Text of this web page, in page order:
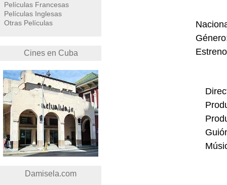
Películas Francesas
Películas Inglesas
Otras Películas
Cines en Cuba
Damisela.com